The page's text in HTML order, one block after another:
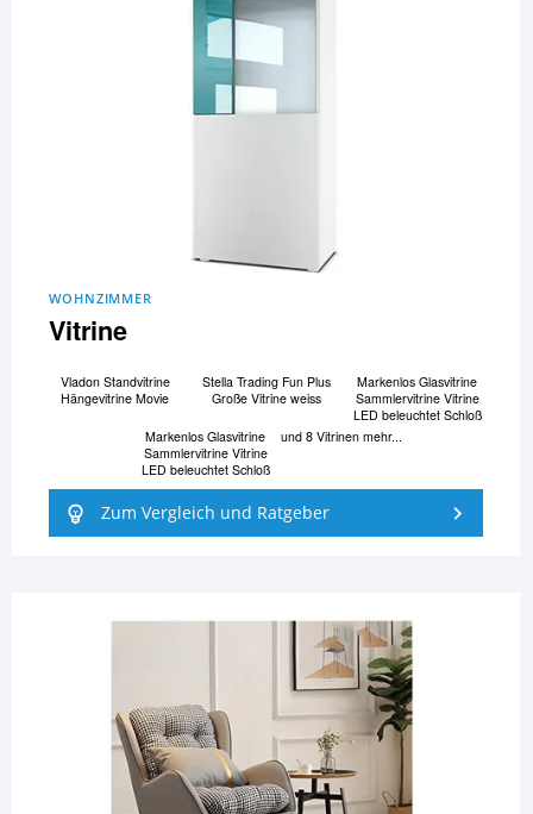
WOHNZIMMER
Vitrine
Vladon Standvitrine
Hängevitrine Movie
Stella Trading Fun Plus
Große Vitrine weiss
Markenlos Glasvitrine
Sammlervitrine Vitrine
LED beleuchtet Schloß
Markenlos Glasvitrine
Sammlervitrine Vitrine
LED beleuchtet Schloß
und 8 Vitrinen mehr...
Zum Vergleich und Ratgeber